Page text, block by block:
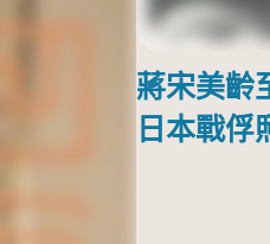
蔣宋美齡
日本戰俘